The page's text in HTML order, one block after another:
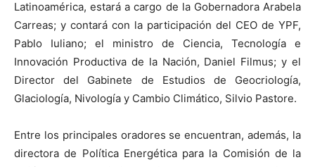
Latinoamérica, estará a cargo de la Gobernadora Arabela
Carreas; y contará con la participación del CEO de YPF,
Pablo Iuliano; el ministro de Ciencia, Tecnología e
Innovación Productiva de la Nación, Daniel Filmus; y el
Director del Gabinete de Estudios de Geocriología,
Glaciología, Nivología y Cambio Climático, Silvio Pastore.
Entre los principales oradores se encuentran, además, la
directora de Política Energética para la Comisión de la